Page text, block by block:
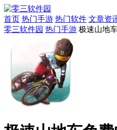
首页 热门手游 热门软件 文章资
零三软件园 热门手游 极速山地